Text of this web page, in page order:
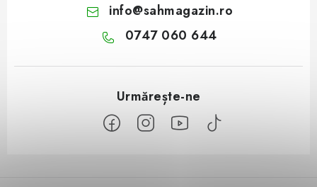
info@sahmagazin.ro
0747 060 644